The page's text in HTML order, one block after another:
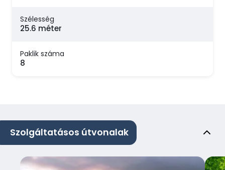
Szélesség
25.6 méter
Paklik száma
8
Szolgáltatásos útvonalak